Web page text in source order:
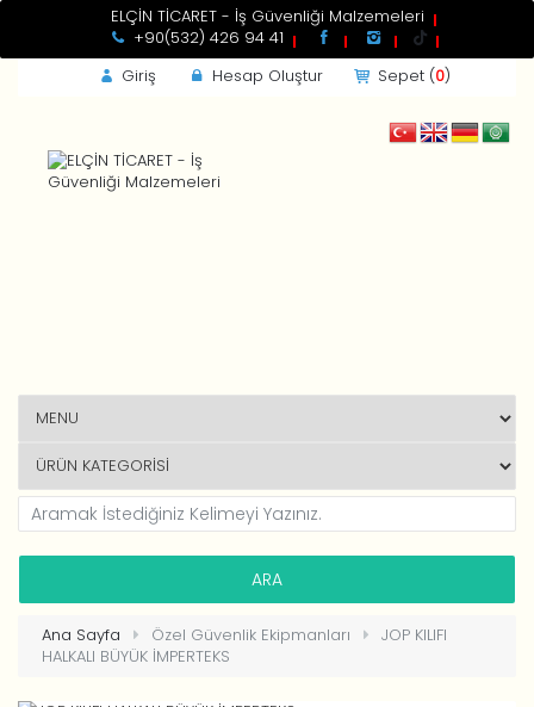
ELÇİN TİCARET - İş Güvenliği Malzemeleri
+90(532) 426 94 41
Giriş
Yeni Müşteri ? HESAP OLUŞTUR
Hesap Oluştur Sepet (0)
Ana Sayfa Özel Güvenlik Ekipmanları
JOP KILIFI
HALKALI BÜYÜK İMPERTEKS